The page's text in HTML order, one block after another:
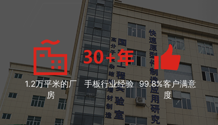
1.2万平米的厂
房
手板行业经验 99.8%客户满意
度